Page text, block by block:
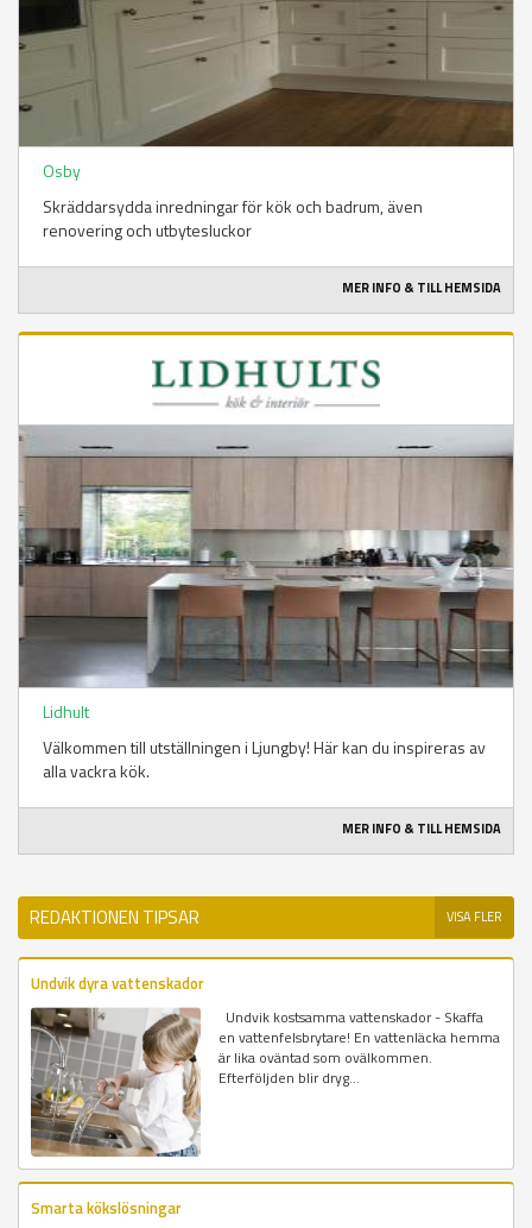
Osby
Skräddarsydda inredningar för kök och badrum, även
renovering och utbytesluckor
MER INFO & TILL HEMSIDA
Lidhult
Välkommen till utställningen i Ljungby! Här kan du inspireras av
alla vackra kök.
MER INFO & TILL HEMSIDA
REDAKTIONEN TIPSAR VISA FLER
Undvik dyra vattenskador
Undvik kostsamma vattenskador - Skaffa
en vattenfelsbrytare! En vattenläcka hemma
är lika oväntad som ovälkommen.
Efterföljden blir dryg...
Smarta kökslösningar